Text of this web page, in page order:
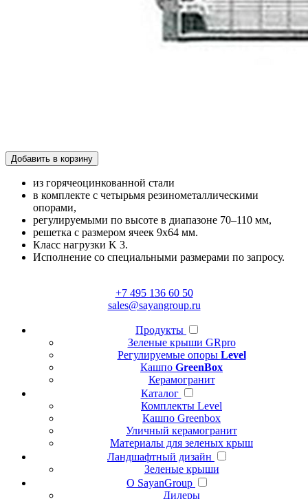
Добавить в корзину
из горячеоцинкованной стали
в комплекте с четырьмя резинометаллическими
опорами,
регулируемыми по высоте в диапазоне 70–110 мм,
решетка с размером ячеек 9x64 мм.
Класс нагрузки K 3.
Исполнение со специальными размерами по запросу.
+7 495 136 60 50
sales@sayangroup.ru
Продукты
Зеленые крыши GRpro
Регулируемые опоры Level
Кашпо GreenBox
Керамогранит
Каталог
Комплекты Level
Кашпо Greenbox
Уличный керамогранит
Материалы для зеленых крыш
Ландшафтный дизайн
Зеленые крыши
О SayanGroup
Дилеры